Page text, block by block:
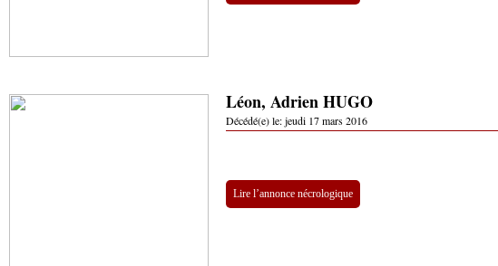
Léon, Adrien HUGO
Décédé(e) le:jeudi 17 mars 2016
Lire l’annonce nécrologique